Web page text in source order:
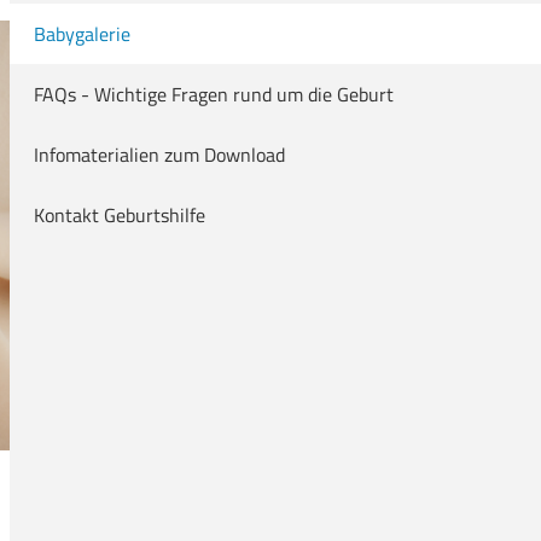
0 54 31 . 15 - 0
Geburtshilfe
und Notfallmedizin
und Nervenchirurgie
Babygalerie
FAQs - Wichtige Fragen rund um die Geburt
Infomaterialien zum Download
Kontakt Geburtshilfe